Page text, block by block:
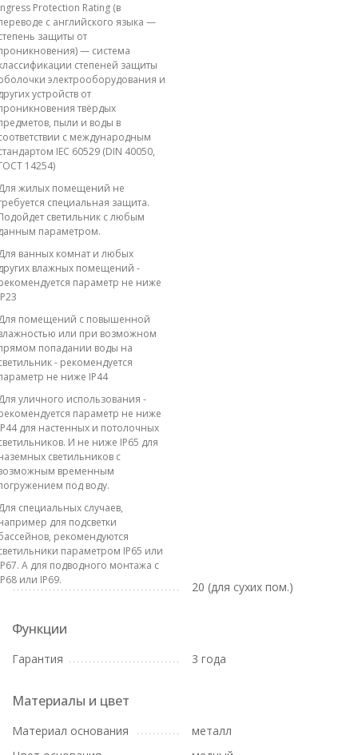
Protection Rating (в
с английского языка —
защиты от
— система
степеней защиты
электрооборудования и
устройств от
твёрдых
пыли и воды в
с международным
IEC 60529 (DIN 40050,
14254)
жилых помещений не
специальная защита.
светильник с любым
параметром.
ванных комнат и любых
влажных помещений -
параметр не ниже
помещений с повышенной
или при возможном
попадании воды на
- рекомендуется
не ниже IP44
уличного использования -
параметр не ниже
для настенных и потолочных
И не ниже IP65 для
светильников с
временным
под воду.
специальных случаев,
для подсветки
рекомендуются
параметром IP65 или
А для подводного монтажа с
или IP69.
20 (для сухих пом.)
Функции
Гарантия 3 года
Материалы и цвет
Материал основания
металл